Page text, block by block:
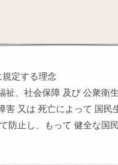
定する理念
祉、社会保障 及び 公衆衛
害 又は 死亡によって 国民
防止し、もって 健全な国